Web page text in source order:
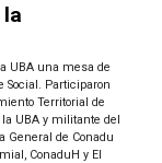
UBA una mesa de
Participaron
Territorial de
la UBA y militante del
General de Conadu
ConaduH y El